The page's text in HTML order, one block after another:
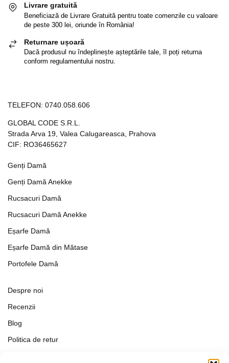
Livrare gratuită
Beneficiază de Livrare Gratuită pentru toate comenzile cu valoare
de peste 300 lei, oriunde în România!
Returnare ușoară
Dacă produsul nu îndeplinește așteptările tale, îl poți returna
conform regulamentului nostru.
TELEFON: 0740.058.606
GLOBAL CODE S.R.L.
Strada Arva 19, Valea Calugareasca, Prahova
CIF: RO36465627
Genți Damă
Genți Damă Anekke
Rucsacuri Damă
Rucsacuri Damă Anekke
Eșarfe Damă
Eșarfe Damă din Mătase
Portofele Damă
Despre noi
Recenzii
Blog
Politica de retur